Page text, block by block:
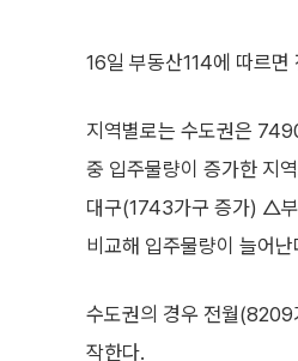
16일 부동산114에 따르
지역별로는 수도권은
중 입주물량이 증가한
대구(1743가구 증가) △
비교해 입주물량이 늘어난
수도권의 경우 전월
작한다.